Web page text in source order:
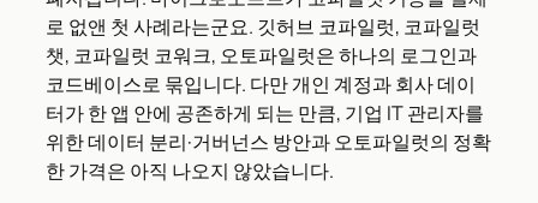
로 없앤 첫 사례라는군요. 깃허브 코파일럿, 코파일럿
챗, 코파일럿 코워크, 오토파일럿은 하나의 로그인과
코드베이스로 묶입니다. 다만 개인 계정과 회사 데이
터가 한 앱 안에 공존하게 되는 만큼, 기업 IT 관리자를
위한 데이터 분리·거버넌스 방안과 오토파일럿의 정확
한 가격은 아직 나오지 않았습니다.